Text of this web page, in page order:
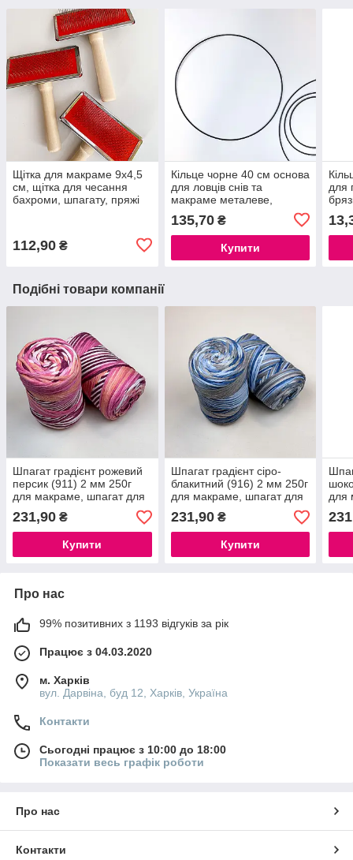
Щітка для макраме 9х4,5
см, щітка для чесання
бахроми, шпагату, пряжі
112,90 ₴
Кільце чорне 40 см основа
для ловців снів та
макраме металеве,
кільце для підвіски
135,70₴
Купити
для
Подібні товари компанії
Шпагат градієнт рожевий
персик (911) 2 мм 250г
для макраме, шпагат для
плетіння макраме
231,90 ₴
Купити
Шпагат градієнт сіро-
блакитний (916) 2 мм 250г
для макраме, шпагат для
плетіння макраме
231,90₴
Купити
для
Про нас
99% позитивних з 1193 відгуків за рік
Працює з 04.03.2020
м. Харків
вул. Дарвіна, буд 12, Харків, Україна
Контакти
Сьогодні працює з 10:00 до 18:00
Показати весь графік роботи
Про нас
Контакти